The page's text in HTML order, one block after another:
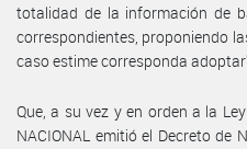
totalidad de la información de
correspondientes, proponiendo
caso estime corresponda
Que, a su vez y en orden a la
NACIONAL emitió el Decreto de